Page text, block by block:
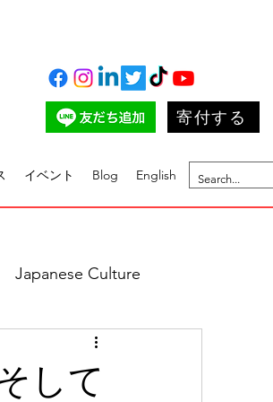
寄付する
イベント Blog English
Japanese Culture
して